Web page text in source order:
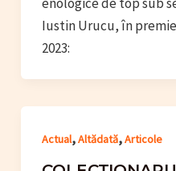
Iustin Urucu, în
2023:
Actual,Altădată,Articole